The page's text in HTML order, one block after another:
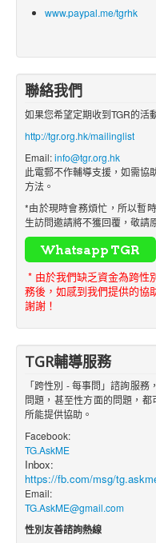
www.paypal.me/tgrhk
聯絡我們
如果您希望定期收到TGR的活
http://tgr.org.hk/mailinglist
Email:info@tgr.org.hk
此電郵不作輔導支援，如需協
方法。
*由於現時會務煩忙，所以暫
生訪問邀請將不獲回覆，敬請
* 由於我們缺乏資金為跨性
務後，如感到我們提供的協
謝謝！
TGR輔導服務
「跨性別 - 每事問」諮詢服
問題，甚至性方面的問題，
所能提供協助。
Facebook:
TG.AskME
Inbox:
https://fb.com/msg/
Email:
TG.AskME@gmail.com
性別友善諮詢熱線